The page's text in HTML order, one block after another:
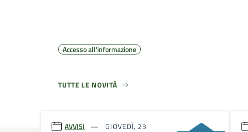
Accesso all'informazione
TUTTE LE NOVITÀ
AVVISI
GIOVEDÌ, 23